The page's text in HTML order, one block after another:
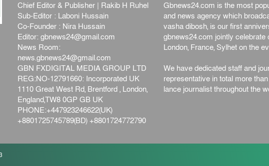
Chief Editor & Publisher | Rakib H Ruhel
Sub-Editor : Laboni Hussain
Co-Founder : Nira Hussain
Editor:gbnews24@gmail.com
News Room:
news.gbnews24@gmail.com
GBN FXDIGITAL MEDIA GROUP LTD
REG:NO-12791660: Incorporated UK
1110 Great West Rd, Brentford , London,
England,TW8 0GP GB UK
PHONE:+447923246622(UK)
+8801725745789(BD) +8801724772790
Gbnews24.com is the most
and news agency which
vasha dibosh, is our first
gbnews24.com jointly
London, France, Sylhet on the
We have dedicated staff and
representative in total more
lance journalist throughout the